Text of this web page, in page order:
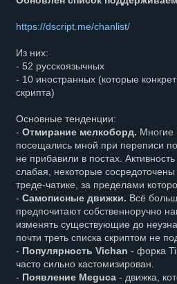
https://dscript.me/chanlist/
Из них:
- 52 русскоязычных
- 10 иностранных (которые
скрипта)
Основные тенденции:
- Отмирание мелкоборд. Многие
посещались мной при переписи
не прибавили в постах.
слабая, некоторые
треде-чатике, за пределами
- Самописные движки. Всё
предпочитают собственноручно
изменять существующие до
почти треть списка скриптом не
- Популярность Vichan - форка
часто сильно кастомизирован.
- Появление Meguca - движка,